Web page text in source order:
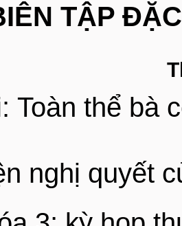
TẬP
Toàn thể bà
nghị quyết